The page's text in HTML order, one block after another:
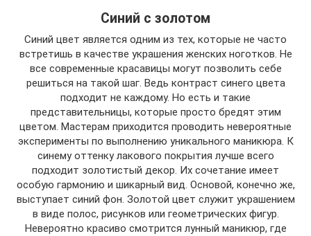
Синий с золотом
Синий цвет является одним из тех, которые не часто
встретишь в качестве украшения женских ноготков. Не
все современные красавицы могут позволить себе
решиться на такой шаг. Ведь контраст синего цвета
подходит не каждому. Но есть и такие
представительницы, которые просто бредят этим
цветом. Мастерам приходится проводить невероятные
эксперименты по выполнению уникального маникюра. К
синему оттенку лакового покрытия лучше всего
подходит золотистый декор. Их сочетание имеет
особую гармонию и шикарный вид. Основой, конечно же,
выступает синий фон. Золотой цвет служит украшением
в виде полос, рисунков или геометрических фигур.
Невероятно красиво смотрится лунный маникюр, где